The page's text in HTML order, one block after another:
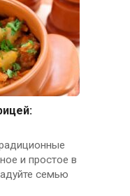
и простое в
семью